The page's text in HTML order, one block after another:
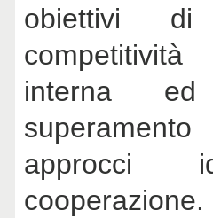
obiettivi
interna
approcci
cooperazione.